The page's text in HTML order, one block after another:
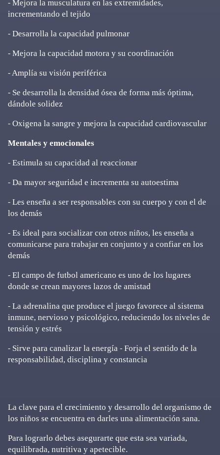
⁃ Mejora la musculatura en las extremidades,
incrementando el tejido
⁃ Desarrolla la capacidad pulmonar
⁃ Mejora la capacidad motora y su coordinación
⁃ Amplía su visión periférica
⁃ Se desarrolla la densidad ósea de forma más óptima,
dándole solidez
⁃ Oxigena la sangre y mejora la capacidad cardiovascular
Mentales y emocionales
⁃ Estimula su capacidad al reaccionar
⁃ Da mayor seguridad e incrementa su autoestima
⁃ Les enseña a ser responsables con su cuerpo y con el de
los demás
⁃ Es ideal para socializar con otros niños, les enseña a
comunicarse para trabajar en conjunto y a confiar en los
demás
⁃ El campo de futbol americano es uno de los lugares
donde se crean mayores lazos de amistad
⁃ La adrenalina que produce el juego favorece al sistema
inmune, nervioso y psicológico, reduciendo los niveles de
tensión y estrés
⁃ Sirve para canalizar la energía ⁃ Forja el sentido de la
responsabilidad, disciplina y constancia
La clave para el crecimiento y desarrollo del organismo de
los niños se encuentra en darles una alimentación sana.
Para lograrlo debes asegurarte que esta sea variada,
equilibrada, nutritiva y apetecible.